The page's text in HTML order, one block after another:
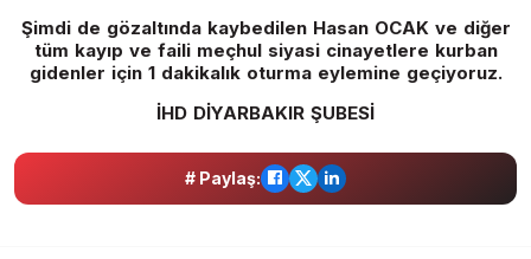
Şimdi de gözaltında kaybedilen Hasan OCAK ve diğer
tüm kayıp ve faili meçhul siyasi cinayetlere kurban
gidenler için 1 dakikalık oturma eylemine geçiyoruz.
İHD DİYARBAKIR ŞUBESİ
# Paylaş: